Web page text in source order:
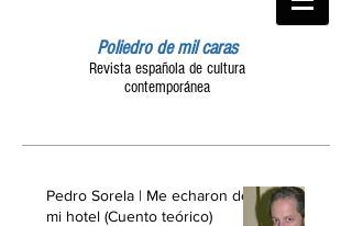
Poliedro de mil caras
Revista española de cultura
contemporánea
Pedro Sorela | Me echaron de
mi hotel (Cuento teórico)